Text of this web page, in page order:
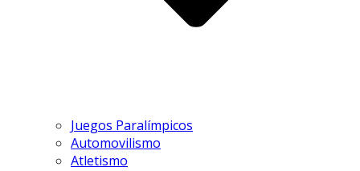
Juegos Paralímpicos
Automovilismo
Atletismo